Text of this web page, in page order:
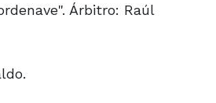
Árbitro: Raúl